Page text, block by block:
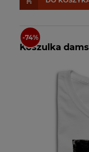
Koszulka